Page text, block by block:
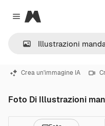
Close menu
Magnific
Crea un'immagine IA
Foto Di Illustrazioni